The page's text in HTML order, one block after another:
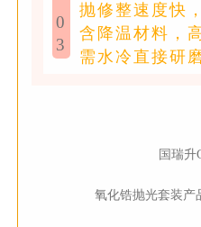
0
3
抛修整速度快
含降温材料，
需水冷直接研
国瑞升
氧化锆抛光套装产